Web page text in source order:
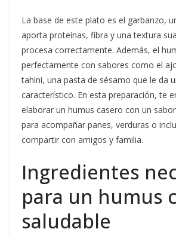
La base de este plato es el garbanzo,
aporta proteínas, fibra y una textura
procesa correctamente. Además, el
perfectamente con sabores como el
tahini, una pasta de sésamo que le da
característico. En esta preparación, te
elaborar un humus casero con un
para acompañar panes, verduras o
compartir con amigos y familia.
Ingredientes
para un humus
saludable